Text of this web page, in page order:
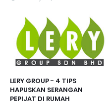
LERY GROUP - 4 TIPS
HAPUSKAN SERANGAN
PEPIJAT DI RUMAH